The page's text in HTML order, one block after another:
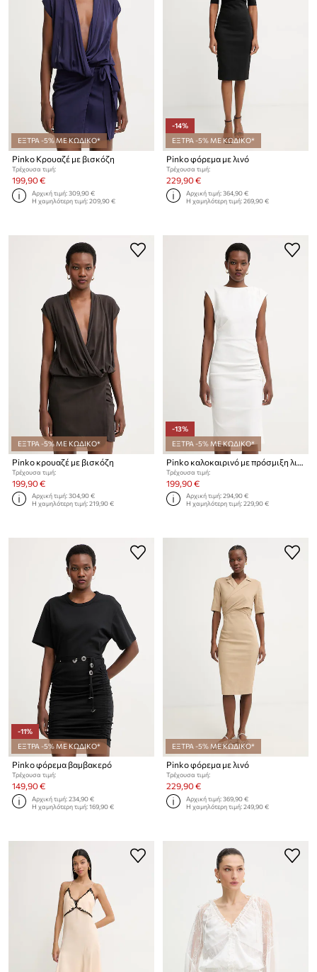
ΕΞΤΡΑ -5% ΜΕ ΚΩΔΙΚΟ*
Pinko Κρουαζέ με βισκόζη
Τρέχουσα τιμή:
199,90 €
Αρχική τιμή:309,90 €
Η χαμηλότερη τιμή:209,90 €
-14%
ΕΞΤΡΑ -5% ΜΕ ΚΩΔΙΚΟ*
Pinko φόρεμα με λινό
Τρέχουσα τιμή:
229,90 €
Αρχική τιμή:364,90 €
Η χαμηλότερη τιμή:269,90 €
ΕΞΤΡΑ -5% ΜΕ ΚΩΔΙΚΟ*
Pinko κρουαζέ με βισκόζη
Τρέχουσα τιμή:
199,90 €
Αρχική τιμή:304,90 €
Η χαμηλότερη τιμή:219,90 €
-13%
ΕΞΤΡΑ -5% ΜΕ ΚΩΔΙΚΟ*
Τρέχουσα τιμή:
199,90 €
Αρχική τιμή:294,90 €
Η χαμηλότερη τιμή:229,90 €
-11%
ΕΞΤΡΑ -5% ΜΕ ΚΩΔΙΚΟ*
Pinko φόρεμα βαμβακερό
Τρέχουσα τιμή:
149,90 €
Αρχική τιμή:234,90 €
Η χαμηλότερη τιμή:169,90 €
ΕΞΤΡΑ -5% ΜΕ ΚΩΔΙΚΟ*
Pinko φόρεμα με λινό
Τρέχουσα τιμή:
229,90 €
Αρχική τιμή:369,90 €
Η χαμηλότερη τιμή:249,90 €